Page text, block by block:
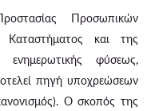
Προσωπικών
Καταστήματος και της
ενημερωτικής φύσεως,
πηγή υποχρεώσεων
Ο σκοπός της